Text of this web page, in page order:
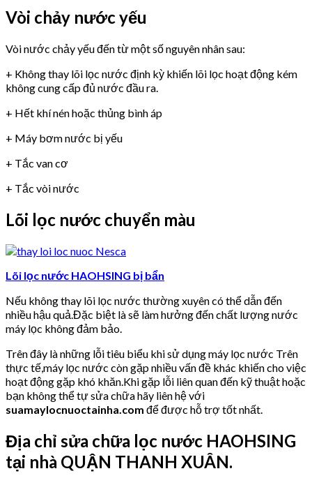
Vòi chảy nước yếu
Vòi nước chảy yếu đến từ một số nguyên nhân sau:
+ Không thay lõi lọc nước định kỳ khiến lõi lọc hoạt động kém
không cung cấp đủ nước đầu ra.
+ Hết khí nén hoặc thủng bình áp
+ Máy bơm nước bị yếu
+ Tắc van cơ
+ Tắc vòi nước
Lõi lọc nước chuyển màu
Lõi lọc nước HAOHSING bị bẩn
Nếu không thay lõi lọc nước thường xuyên có thể dẫn đến
nhiều hậu quả.Đặc biệt là sẽ làm hưởng đến chất lượng nước
máy lọc không đảm bảo.
Trên đây là những lỗi tiêu biểu khi sử dụng máy lọc nước Trên
thực tế,máy lọc nước còn gặp nhiều vấn đề khác khiến cho việc
hoạt động gặp khó khăn.Khi gặp lỗi liên quan đến kỹ thuật hoặc
bạn không thể tự sửa chữa hãy liên hệ với
suamaylocnuoctainha.com để được hỗ trợ tốt nhất.
Địa chỉ sửa chữa lọc nước HAOHSING
tại nhà QUẬN THANH XUÂN.